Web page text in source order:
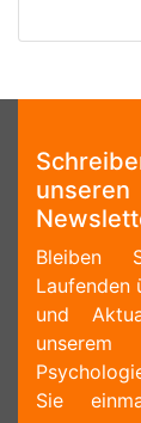
Bleiben
Laufenden
und
unserem
Sie